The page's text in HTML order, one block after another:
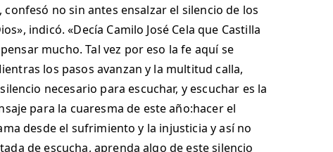
no sin antes ensalzar el silencio de los
indicó. «Decía Camilo José Cela que Castilla
mucho. Tal vez por eso la fe aquí se
los pasos avanzan y la multitud calla,
necesario para escuchar, y escuchar es la
para la cuaresma de este año:hacer el
desde el sufrimiento y la injusticia y así no
de escucha, aprenda algo de este silencio